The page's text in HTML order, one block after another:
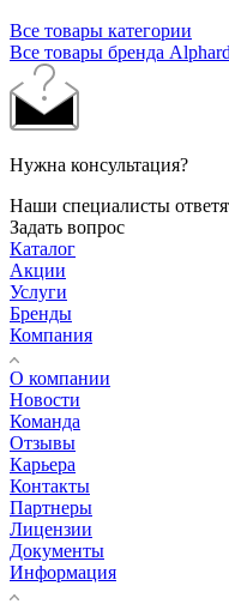
Все товары категории
Все товары бренда
Нужна консультация?
Наши специалисты
Задать вопрос
Каталог
Акции
Услуги
Бренды
Компания
О компании
Новости
Команда
Отзывы
Карьера
Контакты
Партнеры
Лицензии
Документы
Информация